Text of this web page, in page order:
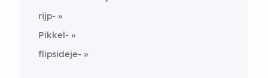
rijp-
Pikkel-
flipsideje-